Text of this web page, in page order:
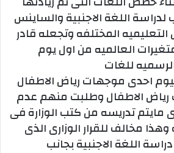
لدراسة اللغة الاجنبية والساينس
المختلفه وتجعله قادر
العالميه من اول يوم
للغات
احدى موجهات رياض الاطفال
الاطفال وطلبت منهم عدم
تدريسه من كتب الوزارة فى
مخالف للقرار الوزارى الذى
اللغة الاجنبية بجانب